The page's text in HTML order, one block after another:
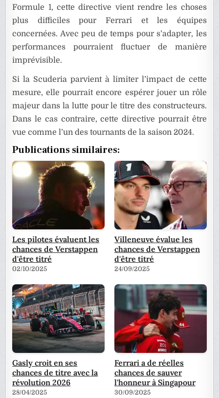
Formule 1, cette directive vient rendre les choses
plus difficiles pour Ferrari et les équipes
concernées. Avec peu de temps pour s’adapter, les
performances pourraient fluctuer de manière
imprévisible.
Si la Scuderia parvient à limiter l’impact de cette
mesure, elle pourrait encore espérer jouer un rôle
majeur dans la lutte pour le titre des constructeurs.
Dans le cas contraire, cette directive pourrait être
vue comme l’un des tournants de la saison 2024.
Publications similaires:
Les pilotes évaluent les
chances de Verstappen
d'être titré
02/10/2025
Villeneuve évalue les
chances de Verstappen
d'être titré
24/09/2025
Gasly croit en ses
chances de titre avec la
révolution 2026
28/04/2025
Ferrari a de réelles
chances de sauver
l'honneur à Singapour
30/09/2025